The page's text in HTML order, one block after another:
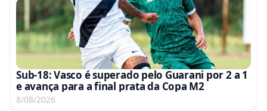
Sub-18: Vasco é superado pelo Guarani por 2 a 1
e avança para a final prata da Copa M2
8/08/2026